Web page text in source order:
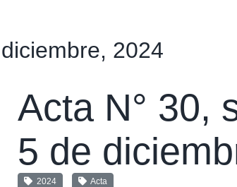
2024
Acta N° 30,
5 de
2024 Acta